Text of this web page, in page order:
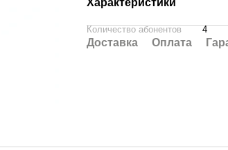
Характеристики
Количество абонентов 4
Доставка Оплата